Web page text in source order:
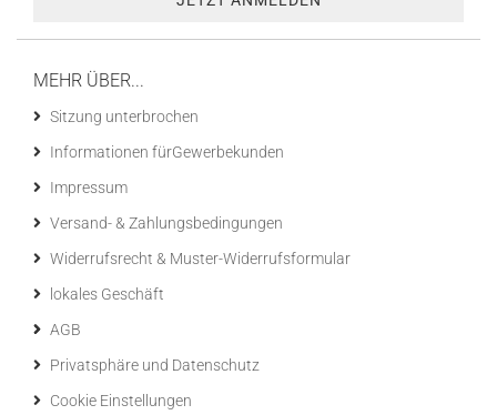
MEHR ÜBER...
Sitzung unterbrochen
Informationen fürGewerbekunden
Impressum
Versand- & Zahlungsbedingungen
Widerrufsrecht & Muster-Widerrufsformular
lokales Geschäft
AGB
Privatsphäre und Datenschutz
Cookie Einstellungen